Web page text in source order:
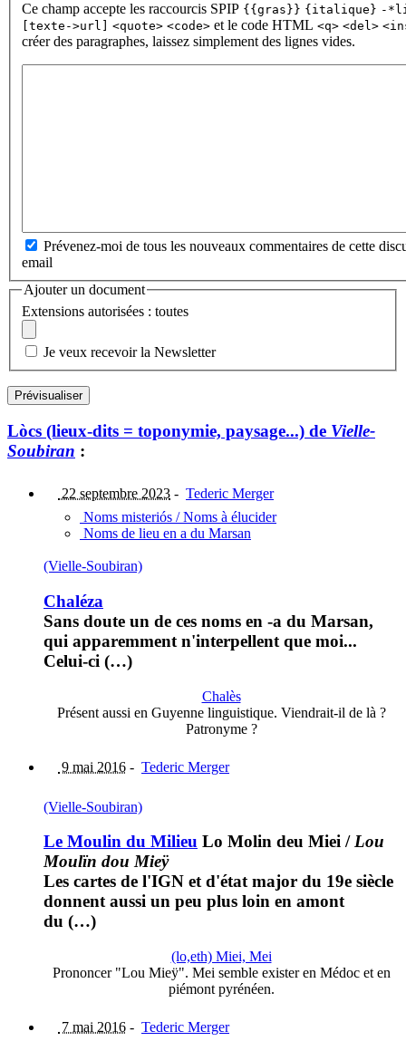
Ce champ accepte les raccourcis SPIP {{gras}} {italique} -
[texte->url]
<quote> <code> et le code HTML <q> <del>
créer des paragraphes, laissez simplement des lignes vides.
Prévenez-moi de tous les nouveaux commentaires de cette
email
Ajouter un document
Extensions autorisées : toutes
Je veux recevoir la Newsletter
Lòcs (lieux-dits = toponymie, paysage...) de Vielle-
Soubiran :
22 septembre 2023 - Tederic Merger
Noms misteriós / Noms à élucider
Noms de lieu en a du Marsan
(Vielle-Soubiran)
Chaléza
Sans doute un de ces noms en -a du Marsan,
qui apparemment n'interpellent que moi...
Celui-ci (…)
Chalès
Présent aussi en Guyenne linguistique. Viendrait-il de là ?
Patronyme ?
9 mai 2016 - Tederic Merger
(Vielle-Soubiran)
Le Moulin du Milieu Lo Molin deu Miei /Lou
Moulïn dou Mieÿ
Les cartes de l'IGN et d'état major du 19e siècle
donnent aussi un peu plus loin en amont
du (…)
(lo,eth) Miei, Mei
Prononcer "Lou Mieÿ". Mei semble exister en Médoc et en
piémont pyrénéen.
7 mai 2016 - Tederic Merger